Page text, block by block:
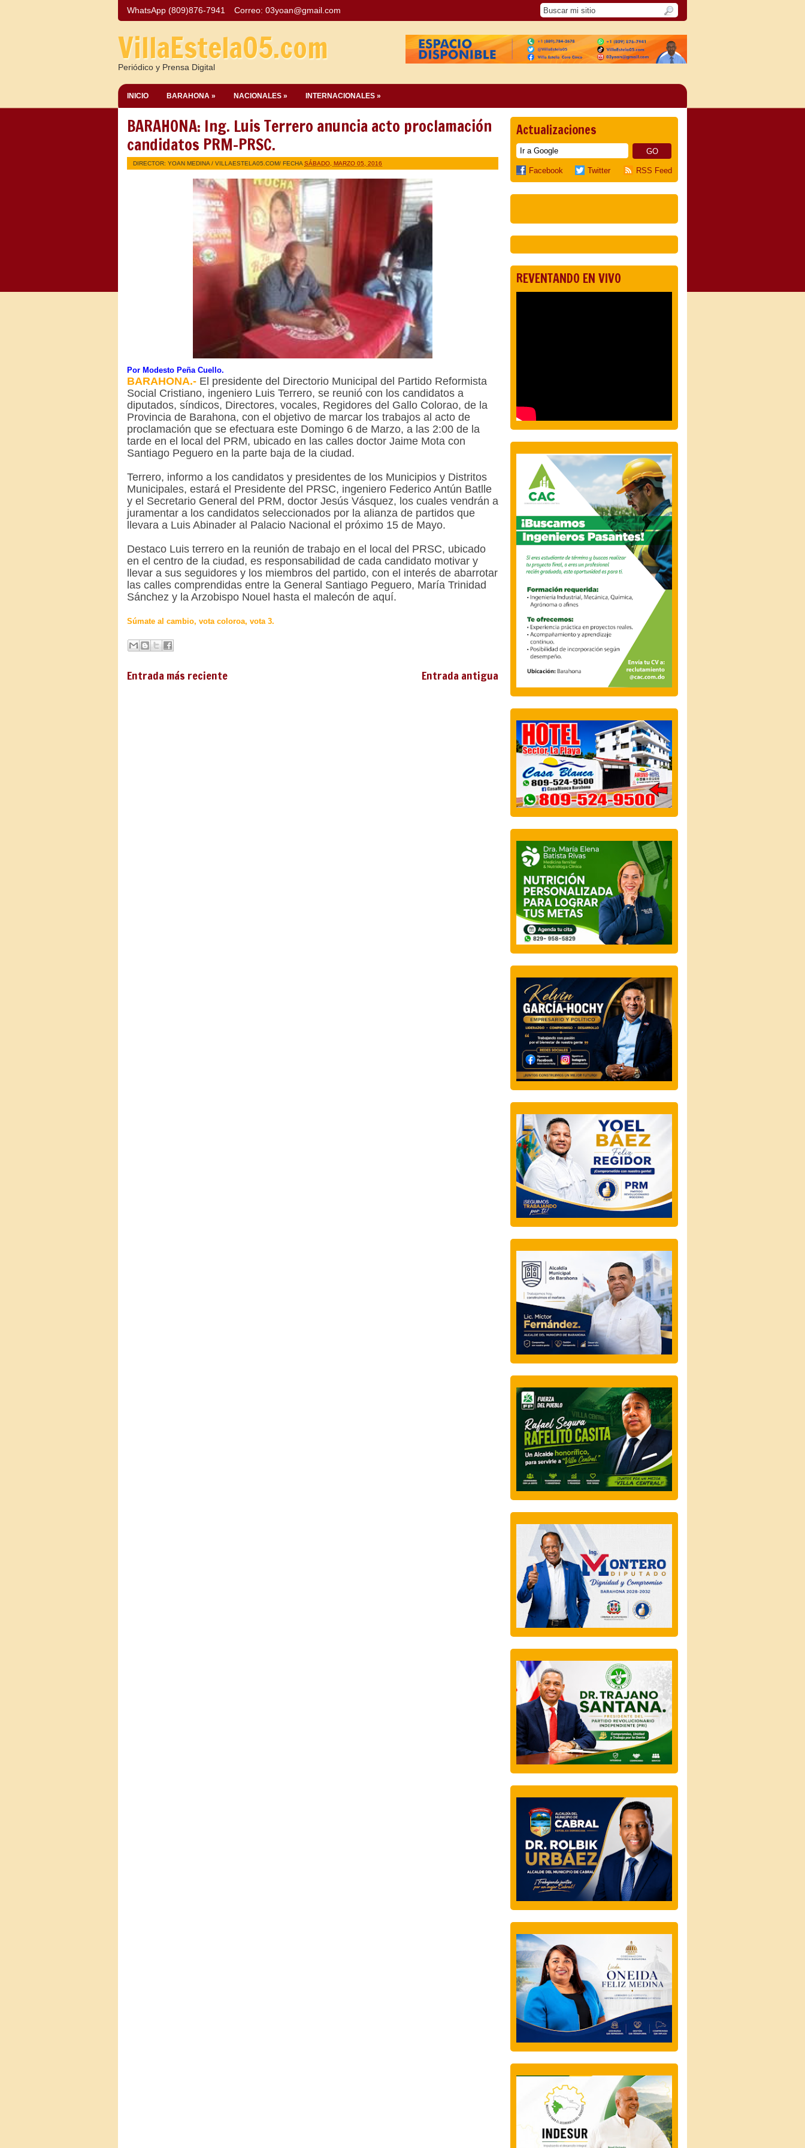
WhatsApp (809)876-7941 Correo: 03yoan@gmail.com
VillaEstela05.com
Periódico y Prensa Digital
INICIO BARAHONA » NACIONALES » INTERNACIONALES »
BARAHONA: Ing. Luis Terrero anuncia acto proclamación
candidatos PRM-PRSC.
DIRECTOR: YOAN MEDINA / VILLAESTELA05.COM/ FECHA SÁBADO, MARZO 05, 2016
Por Modesto Peña Cuello.
BARAHONA.- El presidente del Directorio Municipal del Partido Reformista
Social Cristiano, ingeniero Luis Terrero, se reunió con los candidatos a
diputados, síndicos, Directores, vocales, Regidores del Gallo Colorao, de la
Provincia de Barahona, con el objetivo de marcar los trabajos al acto de
proclamación que se efectuara este Domingo 6 de Marzo, a las 2:00 de la
tarde en el local del PRM, ubicado en las calles doctor Jaime Mota con
Santiago Peguero en la parte baja de la ciudad.
Terrero, informo a los candidatos y presidentes de los Municipios y Distritos
Municipales, estará el Presidente del PRSC, ingeniero Federico Antún Batlle
y el Secretario General del PRM, doctor Jesús Vásquez, los cuales vendrán a
juramentar a los candidatos seleccionados por la alianza de partidos que
llevara a Luis Abinader al Palacio Nacional el próximo 15 de Mayo.
Destaco Luis terrero en la reunión de trabajo en el local del PRSC, ubicado
en el centro de la ciudad, es responsabilidad de cada candidato motivar y
llevar a sus seguidores y los miembros del partido, con el interés de abarrotar
las calles comprendidas entre la General Santiago Peguero, María Trinidad
Sánchez y la Arzobispo Nouel hasta el malecón de aquí.
Súmate al cambio, vota coloroa, vota 3.
Entrada más reciente Entrada antigua
Actualizaciones
Facebook Twitter RSS Feed
REVENTANDO EN VIVO